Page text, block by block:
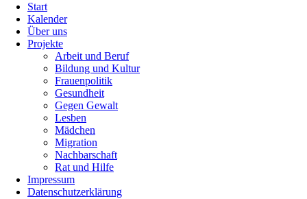
Start
Kalender
Über uns
Projekte
Arbeit und Beruf
Bildung und Kultur
Frauenpolitik
Gesundheit
Gegen Gewalt
Lesben
Mädchen
Migration
Nachbarschaft
Rat und Hilfe
Impressum
Datenschutzerklärung